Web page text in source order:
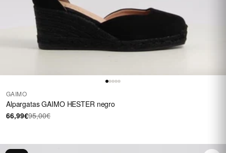
GAIMO
Alpargatas GAIMO HESTER negro
66,99€95,00€